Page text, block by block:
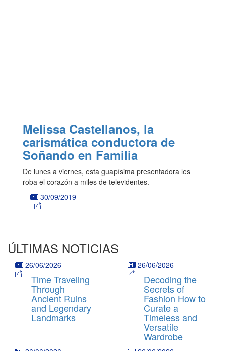
Melissa Castellanos, la
carismática conductora de
Soñando en Familia
De lunes a viernes, esta guapísima presentadora les
roba el corazón a miles de televidentes.
30/09/2019 -
ÚLTIMAS NOTICIAS
26/06/2026 -
Time Traveling
Through
Ancient Ruins
and Legendary
Landmarks
26/06/2026 -
Decoding the
Secrets of
Fashion How to
Curate a
Timeless and
Versatile
Wardrobe